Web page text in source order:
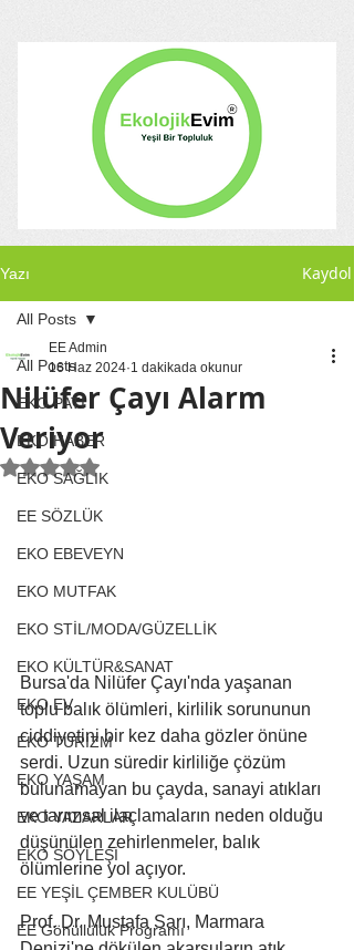
Yazı Kaydol
All Posts
EKO PATİ
EKO HABER
EKO SAĞLIK
EE SÖZLÜK
EKO EBEVEYN
EKO MUTFAK
EKO STİL/MODA/GÜZELLİK
EKO KÜLTÜR&SANAT
EKO EV
EKO TURİZM
EKO YAŞAM
EKO YAZARLAR
EKO SÖYLEŞİ
EE YEŞİL ÇEMBER KULÜBÜ
EE Gönüllülük Programı
All Posts
Nilüfer Çayı Alarm
Veriyor
EE Admin
16 Haz 2024 1 dakikada okunur
5 üzerinden NaN yıldız
Bursa'da Nilüfer Çayı'nda yaşanan
toplu balık ölümleri, kirlilik sorununun
ciddiyetini bir kez daha gözler önüne
serdi. Uzun süredir kirliliğe çözüm
bulunamayan bu çayda, sanayi atıkları
ve tarımsal ilaçlamaların neden olduğu
düşünülen zehirlenmeler, balık
ölümlerine yol açıyor.
Prof. Dr. Mustafa Sarı, Marmara